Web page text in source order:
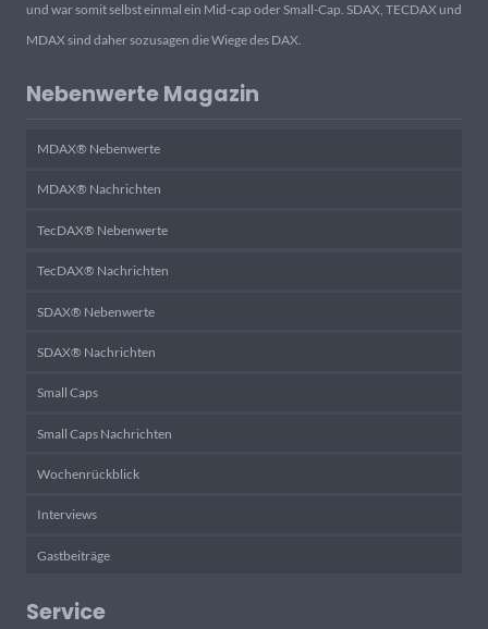
und war somit selbst einmal ein Mid-cap oder Small-Cap. SDAX, TECDAX und
MDAX sind daher sozusagen die Wiege des DAX.
Nebenwerte Magazin
MDAX® Nebenwerte
MDAX® Nachrichten
TecDAX® Nebenwerte
TecDAX® Nachrichten
SDAX® Nebenwerte
SDAX® Nachrichten
Small Caps
Small Caps Nachrichten
Wochenrückblick
Interviews
Gastbeiträge
Service